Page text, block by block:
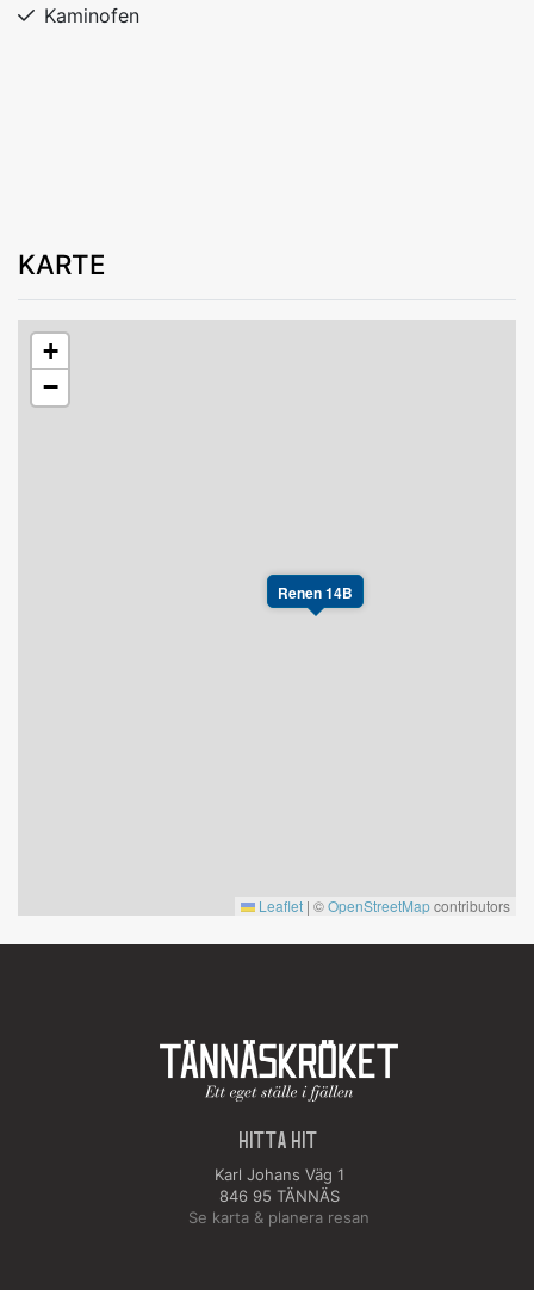
Kaminofen
KARTE
Renen 14B
+
−
Leaflet | ©OpenStreetMapcontributors
HITTA HIT
Karl Johans Väg 1
846 95 TÄNNÄS
Se karta & planera resan